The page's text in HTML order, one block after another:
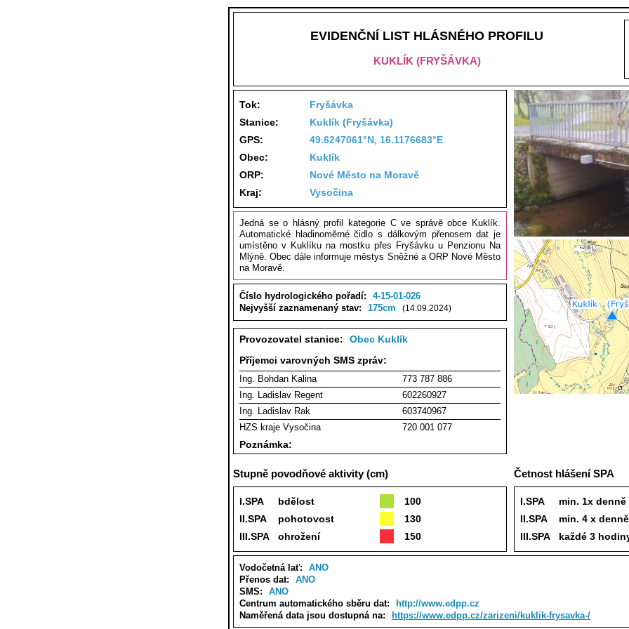
EVIDENČNÍ LIST HLÁSNÉHO PROFILU
KUKLÍK (FRYŠÁVKA)
Tok:
Fryšávka
Stanice:
Kuklík (Fryšávka)
GPS:
49.6247061°N, 16.1176683°E
Obec:
Kuklík
ORP:
Nové Město na Moravě
Kraj:
Vysočina
Jedná se o hlásný profil kategorie C ve správě obce Kuklík.
Automatické hladinoměrné čidlo s dálkovým přenosem dat je
umístěno v Kuklíku na mostku přes Fryšávku u Penzionu Na
Mlýně. Obec dále informuje městys Sněžné a ORP Nové Město
na Moravě.
Číslo hydrologického pořadí:
4-15-01-026
Nejvyšší zaznamenaný stav:
175cm (14.09.2024)
Provozovatel stanice:
Obec Kuklík
Příjemci varovných SMS zpráv:
Ing. Bohdan Kalina
773 787 886
Ing. Ladislav Regent
602260927
Ing. Ladislav Rak
603740967
HZS kraje Vysočina
720 001 077
Poznámka:
Stupně povodňové aktivity (cm)
I.SPA bdělost
100
II.SPA
pohotovost
130
III.SPA
ohrožení 150
Četnost hlášení SPA
I.SPA
min. 1x denně
II.SPA
min. 4 x denně
III.SPA
každé 3
Vodočetná lať:
ANO
Přenos dat:
ANO
SMS:
ANO
Centrum automatického sběru dat:
http://www.edpp.cz
Naměřená data jsou dostupná na:
https://www.edpp.cz/zarizeni/kuklik-frysavka-/